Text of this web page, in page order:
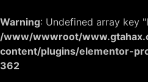
Warning: Undefined array key
/www/wwwroot/
content/plugins/elementor-
362